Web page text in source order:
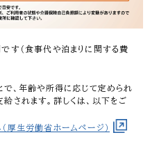
す（食事代や泊まりに関する費
で、年齢や所得に応じて定められ
されます。詳しくは、以下をご
厚生労働省ホームページ）